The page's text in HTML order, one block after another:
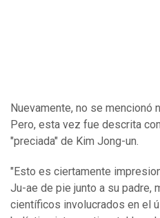
Nuevamente, no se mencionó
Pero, esta vez fue descrita
"preciada" de Kim Jong-un.
"Esto es ciertamente
Ju-ae de pie junto a su padre,
científicos involucrados en el